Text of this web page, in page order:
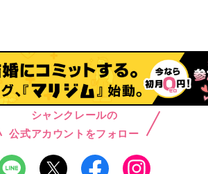
シャンクレールの
公式アカウントをフォロー